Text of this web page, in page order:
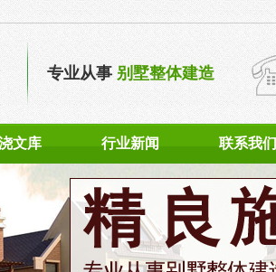
专业从事 别墅整体建造
文库 行业新闻 联系我们